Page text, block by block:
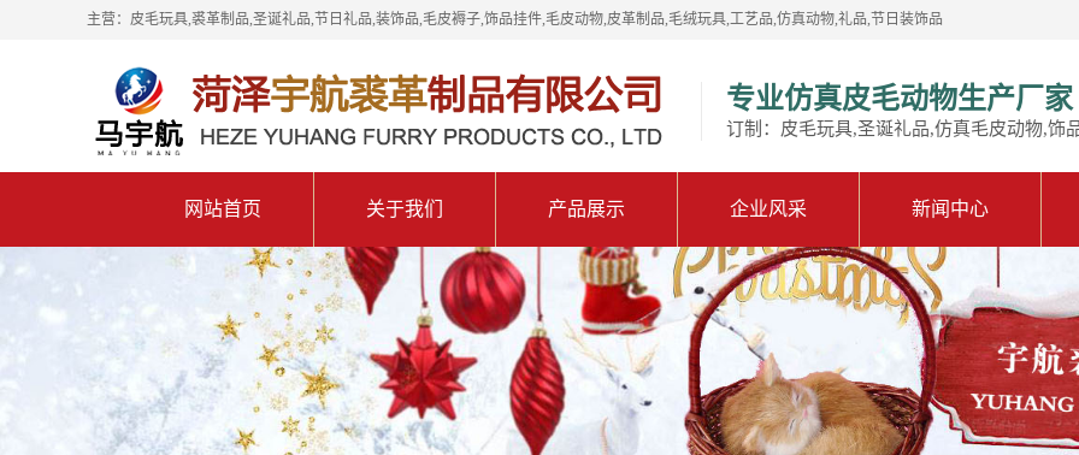
主营：皮毛玩具,裘革制品,圣诞礼品,节日礼品,装饰品,毛皮褥子,饰品挂件,毛皮动物,皮革制品,毛绒玩具,工艺品,仿真动物,礼品,节日装饰品
专业仿真皮毛动物生产厂家
订制：皮毛玩具,圣诞礼品,仿真毛皮动物,饰
网站首页 关于我们 产品展示 企业风采 新闻中心